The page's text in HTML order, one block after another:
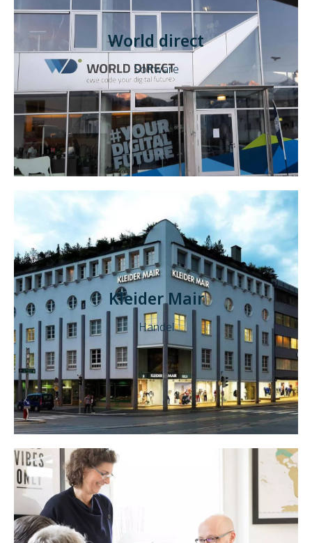
World direct
Software
Kleider Mair
Handel